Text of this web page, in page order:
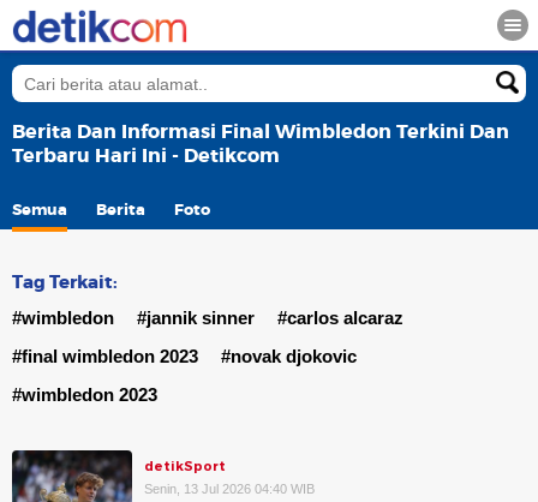
Berita Dan Informasi Final Wimbledon Terkini Dan
Terbaru Hari Ini - Detikcom
Semua Berita Foto
Tag Terkait:
#wimbledon #jannik sinner
#carlos alcaraz
#final wimbledon 2023
#novak djokovic
#wimbledon 2023
detikSport
Senin, 13 Jul 2026 04:40 WIB